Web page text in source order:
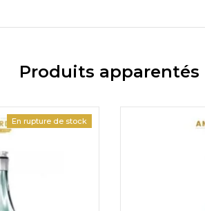
Produits apparentés
En rupture de stock